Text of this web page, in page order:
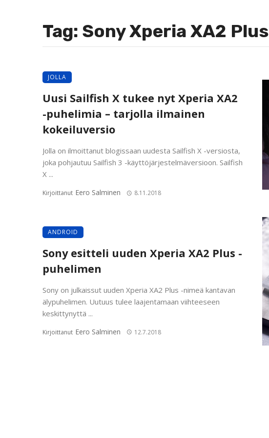
Tag: Sony Xperia XA2 Plus
JOLLA
Uusi Sailfish X tukee nyt Xperia XA2
-puhelimia – tarjolla ilmainen
kokeiluversio
Jolla on ilmoittanut blogissaan uudesta Sailfish X -versiosta,
joka pohjautuu Sailfish 3 -käyttöjärjestelmäversioon. Sailfish
X ...
Kirjoittanut Eero Salminen 8.11.2018
ANDROID
Sony esitteli uuden Xperia XA2 Plus -
puhelimen
Sony on julkaissut uuden Xperia XA2 Plus -nimeä kantavan
älypuhelimen. Uutuus tulee laajentamaan viihteeseen
keskittynyttä ...
Kirjoittanut Eero Salminen 12.7.2018